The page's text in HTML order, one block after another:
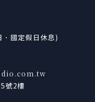
國定假日休息)
號2樓